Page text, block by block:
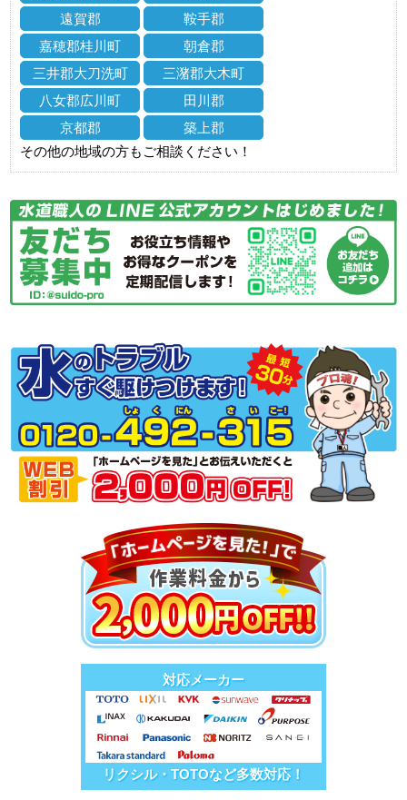
遠賀郡
鞍手郡
嘉穂郡桂川町
朝倉郡
三井郡大刀洗町
三潴郡大木町
八女郡広川町
田川郡
京都郡
築上郡
その他の地域の方もご相談ください！
対応メーカー
リクシル・TOTOなど多数対応！